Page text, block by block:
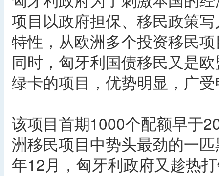
项目以政府担保、移民政策
特性，从欧洲多个投资移民
同时，匈牙利国债移民又是
绿卡的项目，优势明显，广
该项目首期1000个配额早于
洲移民项目中势头最劲的一
年12月，匈牙利政府又趁热